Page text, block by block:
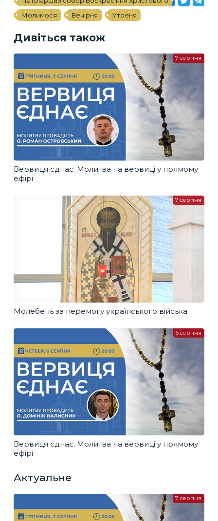
Молимося
Вечірня Утреня
Дивіться також
Вервиця єднає. Молитва на вервиці у прямому
ефірі
7 серпня
Молебень за перемогу українського війська
7 серпня
Вервиця єднає. Молитва на вервиці у прямому
ефірі
6 серпня
Актуальне
7 серпня